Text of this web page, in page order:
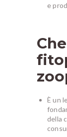
e
È un
della